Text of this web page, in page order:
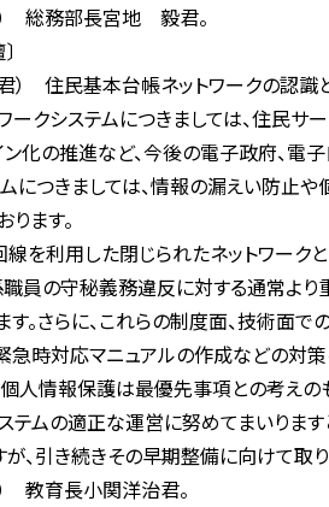
総務部長宮地 毅君。
住民基本台帳ネットワークの認識
クシステムにつきましては、住民
化の推進など、今後の電子政府、電
ムにつきましては、情報の漏えい防
ます。
を利用した閉じられたネットワーク
員の守秘義務違反に対する通常よ
。さらに、これらの制度面、技術面
急時対応マニュアルの作成などの対策
人情報保護は最優先事項との考えの
ステムの適正な運営に努めてまいり
、引き続きその早期整備に向けて取
教育長小関洋治君。